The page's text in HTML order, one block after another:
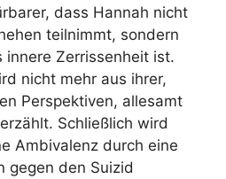
dass Hannah nicht
teilnimmt, sondern
innere Zerrissenheit ist.
nicht mehr aus ihrer,
Perspektiven, allesamt
Schließlich wird
Ambivalenz durch eine
gegen den Suizid